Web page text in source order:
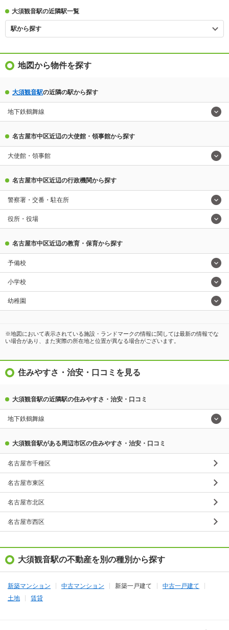
大須観音駅の近隣駅一覧
駅から探す
地図から物件を探す
大須観音駅の近隣の駅から探す
地下鉄鶴舞線
名古屋市中区近辺の大使館・領事館から探す
大使館・領事館
名古屋市中区近辺の行政機関から探す
警察署・交番・駐在所
役所・役場
名古屋市中区近辺の教育・保育から探す
予備校
小学校
幼稚園
※地図において表示されている施設・ランドマークの情報に関しては最新の情報でな
い場合があり、また実際の所在地と位置が異なる場合がございます。
住みやすさ・治安・口コミを見る
大須観音駅の近隣駅の住みやすさ・治安・口コミ
地下鉄鶴舞線
大須観音駅がある周辺市区の住みやすさ・治安・口コミ
名古屋市千種区
名古屋市東区
名古屋市北区
名古屋市西区
大須観音駅の不動産を別の種別から探す
新築マンション 中古マンション 新築一戸建て
中古一戸建て
土地
賃貸